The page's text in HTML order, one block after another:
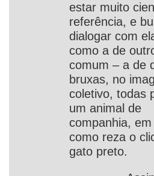
estar muito
referência, e
dialogar com
como a de
comum – a de
bruxas, no
coletivo, todas
um animal de
companhia, em
como reza o
gato preto.